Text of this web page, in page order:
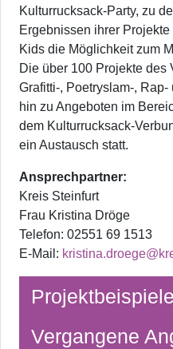
Kulturrucksack-Party, zu
Ergebnissen ihrer
Kids die Möglichkeit zum
Die über 100 Projekte des
Grafitti-, Poetryslam-,
hin zu Angeboten im
dem Kulturrucksack-
ein Austausch statt.
Ansprechpartner:
Kreis Steinfurt
Frau Kristina Dröge
Telefon: 02551 69 1513
E-Mail:
Vergangene